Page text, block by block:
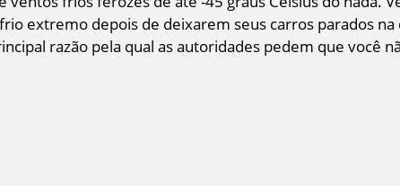
extremo depois de deixarem seus carros parados
razão pela qual as autoridades pedem que você